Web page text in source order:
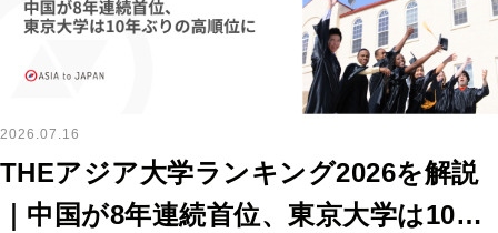
2026.07.16
THEアジア大学ランキング2026を解説
｜中国が8年連続首位、東京大学は10年